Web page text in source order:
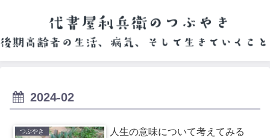
2024-02
つぶやき 人生の意味について考えてみる